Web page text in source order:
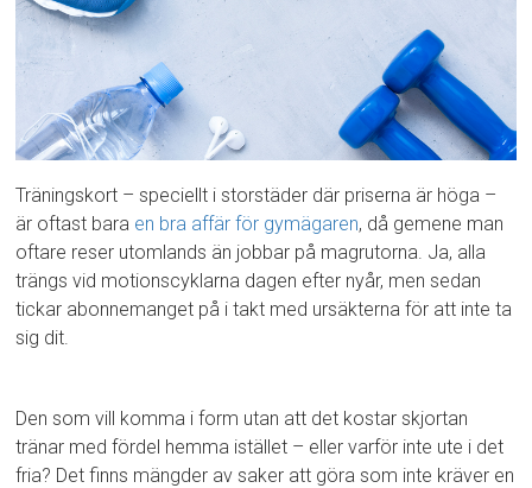
Träningskort – speciellt i storstäder där priserna är höga –
är oftast bara en bra affär för gymägaren, då gemene man
oftare reser utomlands än jobbar på magrutorna. Ja, alla
trängs vid motionscyklarna dagen efter nyår, men sedan
tickar abonnemanget på i takt med ursäkterna för att inte ta
sig dit.
Den som vill komma i form utan att det kostar skjortan
tränar med fördel hemma istället – eller varför inte ute i det
fria? Det finns mängder av saker att göra som inte kräver en